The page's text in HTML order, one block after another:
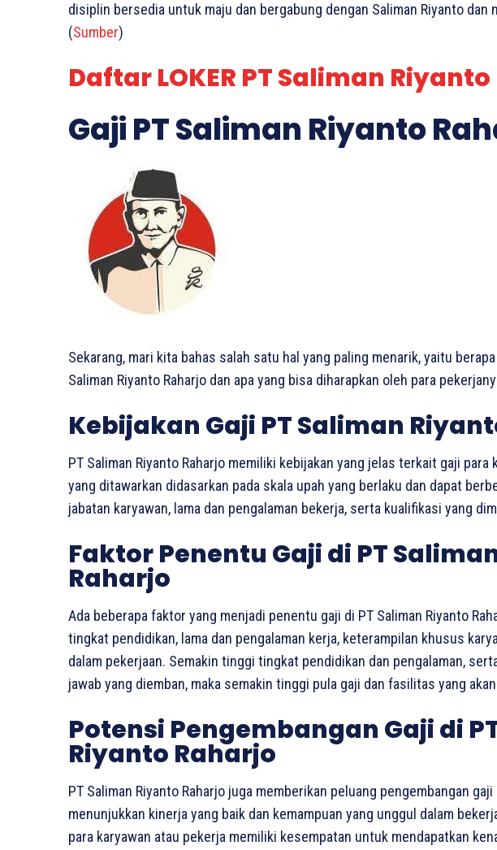
disiplin bersedia untuk maju dan bergabung dengan Saliman Riyanto dan
(Sumber)
Daftar LOKER PT Saliman
Gaji PT Saliman Riyanto
Sekarang, mari kita bahas salah satu hal yang paling menarik, yaitu
Saliman Riyanto Raharjo dan apa yang bisa diharapkan oleh para
Kebijakan Gaji PT Saliman
PT Saliman Riyanto Raharjo memiliki kebijakan yang jelas terkait gaji para
yang ditawarkan didasarkan pada skala upah yang berlaku dan dapat
jabatan karyawan, lama dan pengalaman bekerja, serta kualifikasi yang
Faktor Penentu Gaji di PT
Raharjo
Ada beberapa faktor yang menjadi penentu gaji di PT Saliman Riyanto
tingkat pendidikan, lama dan pengalaman kerja, keterampilan khusus
dalam pekerjaan. Semakin tinggi tingkat pendidikan dan pengalaman,
jawab yang diemban, maka semakin tinggi pula gaji dan fasilitas yang
Potensi Pengembangan Gaji di
Riyanto Raharjo
PT Saliman Riyanto Raharjo juga memberikan peluang pengembangan
menunjukkan kinerja yang baik dan kemampuan yang unggul dalam
para karyawan atau pekerja memiliki kesempatan untuk mendapatkan